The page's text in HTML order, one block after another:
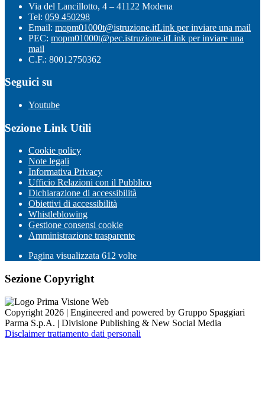
Via del Lancillotto, 4 – 41122 Modena
Tel: 059 450298
Email: mopm01000t@istruzione.itLink per inviare una mail
PEC: mopm01000t@pec.istruzione.itLink per inviare una
mail
C.F.: 80012750362
Seguici su
Youtube
Sezione Link Utili
Cookie policy
Note legali
Informativa Privacy
Ufficio Relazioni con il Pubblico
Dichiarazione di accessibilità
Obiettivi di accessibilità
Whistleblowing
Gestione consensi cookie
Amministrazione trasparente
Pagina visualizzata 612 volte
Sezione Copyright
Copyright 2026 | Engineered and powered by Gruppo Spaggiari
Parma S.p.A. | Divisione Publishing & New Social Media
Disclaimer trattamento dati personali